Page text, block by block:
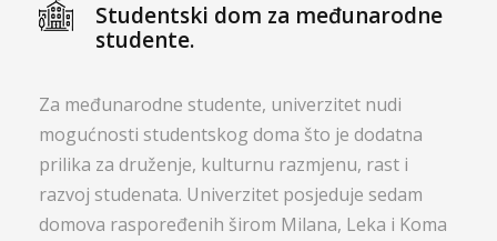
Studentski dom za međunarodne
studente.
Za međunarodne studente, univerzitet nudi
mogućnosti studentskog doma što je dodatna
prilika za druženje, kulturnu razmjenu, rast i
razvoj studenata. Univerzitet posjeduje sedam
domova raspoređenih širom Milana, Leka i Koma